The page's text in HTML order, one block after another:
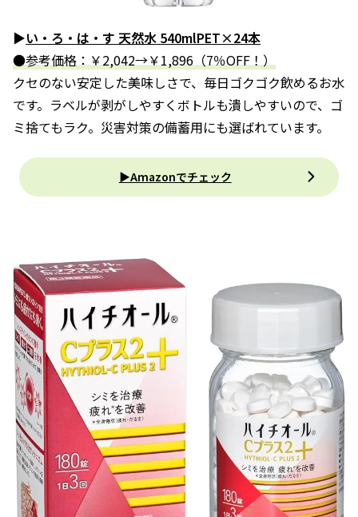
▶い・ろ・は・す 天然水 540mlPET×24本
●参考価格：￥2,042→￥1,896（7％OFF！）
クセのない安定した美味しさで、毎日ゴクゴク飲めるお水
です。ラベルが剥がしやすくボトルも潰しやすいので、ゴ
ミ捨てもラク。災害対策の備蓄用にも選ばれています。
▶Amazonでチェック